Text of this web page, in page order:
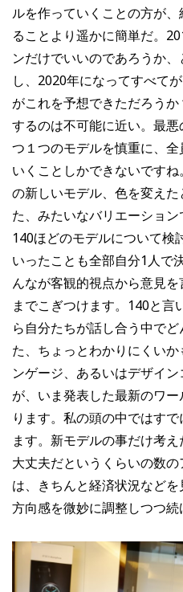
ルを作っていくことの方が
ることより遥かに簡単だ。
ンだけでいいのであろうか
し、2020年になってすべて
がこれを予想できただろう
するのは不可能に近い。最
つ１つのモデルを慎重に、
いくことしかできないです
の新しいモデル、色を変え
た、みたいなバリエーショ
140ほどのモデルについて検
いったことも全部自分1人で
んなが客観的視点から意見
までこぎつけます。140と言
ら自分たちが話し合う中で
た、ちょっとわかりにくい
ンゲージ、あるいはデザイ
が、いま発表した最新のワ
ります。私の頭の中ではす
ます。新モデルの事だけ考
大丈夫だというくらいの数
は、きちんと経済状況など
方向感を微妙に調整しつつ続